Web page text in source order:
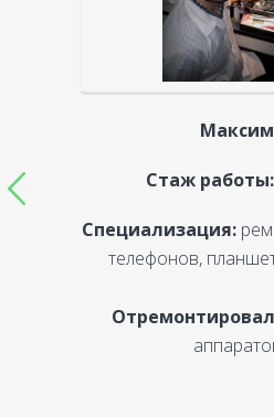
Максим
Стаж работы:
Специализация:
телефонов,
Отремонтировал